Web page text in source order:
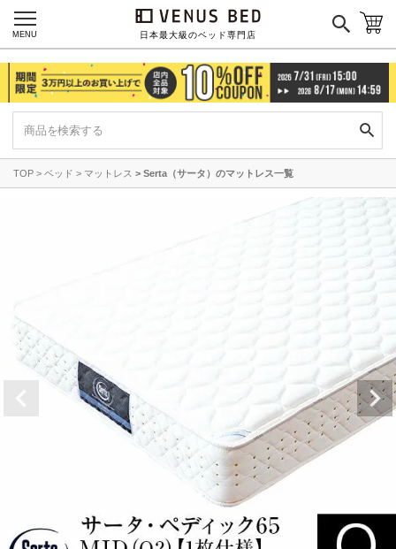
日本最大級のベッド専門店
MENU
TOP ベッド マットレス Serta（サータ）のマットレス一覧